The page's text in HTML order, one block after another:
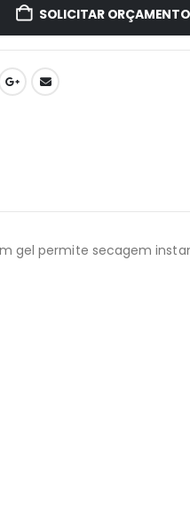
SOLICITAR ORÇAMENTO
gel permite secagem